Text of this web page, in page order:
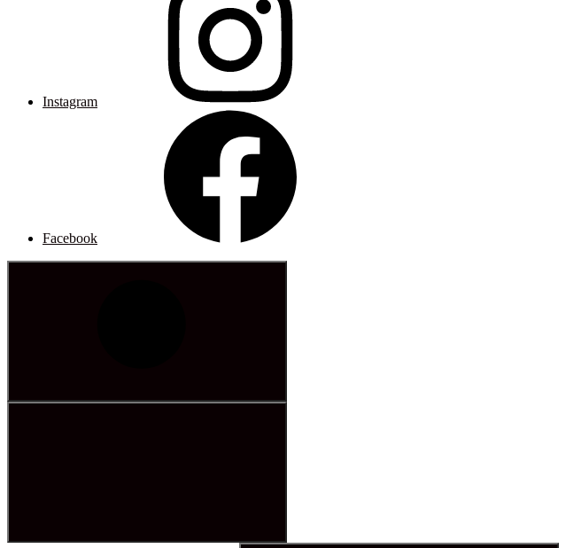
Instagram
Facebook